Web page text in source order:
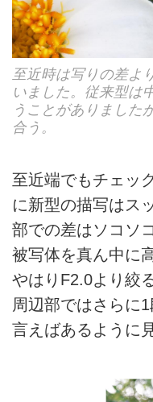
至近時は写りの差よ
いました。従来型は
うことがありました
合う。
至近端でもチェッ
に新型の描写はス
部での差はソコソ
被写体を真ん中に
やはりF2.0より絞
周辺部ではさらに
言えばあるように